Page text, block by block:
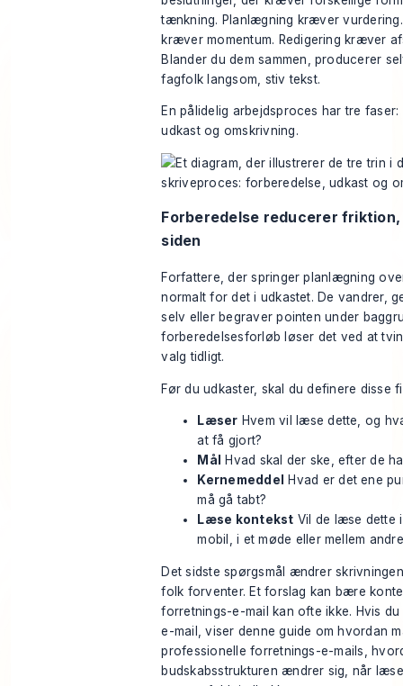
tænkning. Planlægning kræver
kræver momentum. Redigering kræver
Blander du dem sammen, producerer
fagfolk langsom, stiv tekst.
En pålidelig arbejdsproces har tre
udkast og omskrivning.
Forberedelse reducerer
siden
Forfattere, der springer planlægning
normalt for det i udkastet. De vandrer,
selv eller begraver pointen under
forberedelsesforløb løser det ved at
valg tidligt.
Før du udkaster, skal du definere disse
Læser Hvem vil læse dette, og
at få gjort?
Mål
Hvad skal der ske, efter de
Kernemeddel
Hvad er det ene
må gå tabt?
Læse kontekst Vil de læse dette
mobil, i et møde eller mellem
Det sidste spørgsmål ændrer
folk forventer. Et forslag kan bære
forretnings-e-mail kan ofte ikke. Hvis du
e-mail, viser denne guide omhvordan
professionelle forretnings-e-mails
,
budskabsstrukturen ændrer sig, når